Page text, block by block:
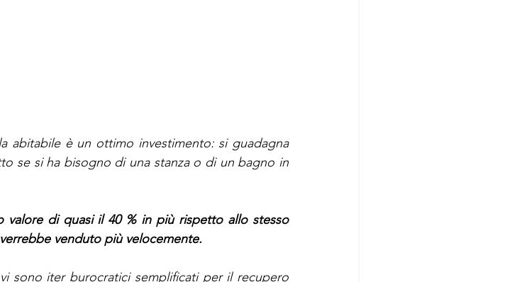
abitabile è un ottimo investimento: si guadagna
se si ha bisogno di una stanza o di un bagno in
di quasi il 40 % in più rispetto allo stesso
venduto più velocemente.
sono iter burocratici semplificati per il recupero